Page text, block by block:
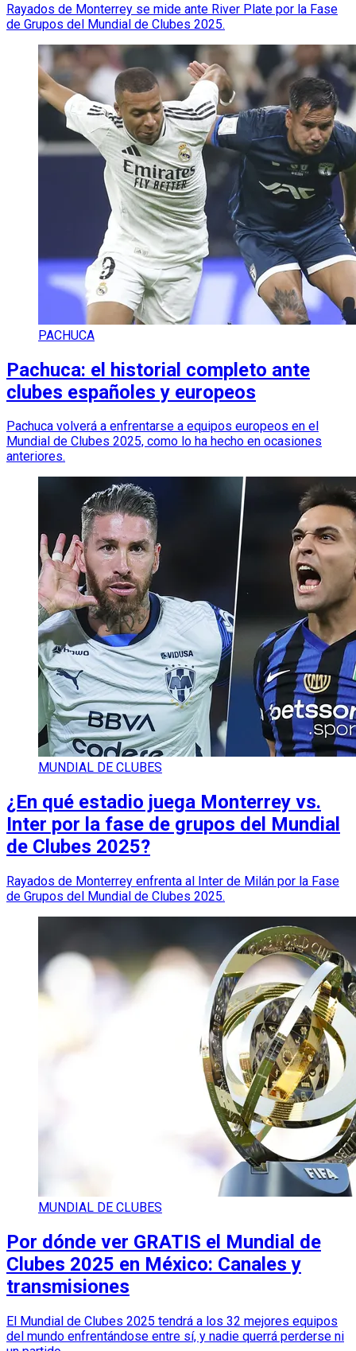
Rayados de Monterrey se mide ante River Plate por la Fase
de Grupos del Mundial de Clubes 2025.
PACHUCA
Pachuca: el historial completo ante
clubes españoles y europeos
Pachuca volverá a enfrentarse a equipos europeos en el
Mundial de Clubes 2025, como lo ha hecho en ocasiones
anteriores.
MUNDIAL DE CLUBES
¿En qué estadio juega Monterrey vs.
Inter por la fase de grupos del Mundial
de Clubes 2025?
Rayados de Monterrey enfrenta al Inter de Milán por la Fase
de Grupos del Mundial de Clubes 2025.
MUNDIAL DE CLUBES
Por dónde ver GRATIS el Mundial de
Clubes 2025 en México: Canales y
transmisiones
El Mundial de Clubes 2025 tendrá a los 32 mejores equipos
del mundo enfrentándose entre sí, y nadie querrá perderse ni